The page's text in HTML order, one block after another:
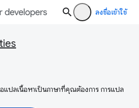
ลงชื่อเข้าใช้
แปลเนื้อหาเป็นภาษาที่คุณต้องการ การแปล